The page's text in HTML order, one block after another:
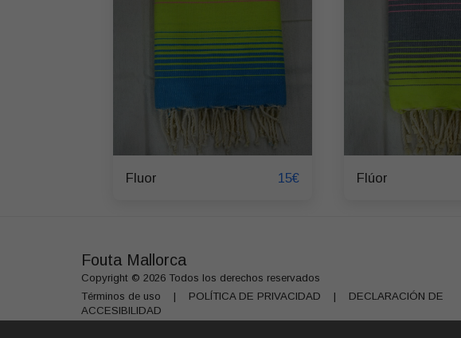
Fluor 15€ Flúor
Fouta Mallorca
Copyright © 2026 Todos los derechos reservados
Términos de uso | POLÍTICA DE PRIVACIDAD | DECLARACIÓN DE
ACCESIBILIDAD